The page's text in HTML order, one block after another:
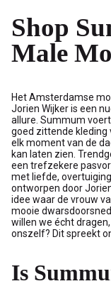
Shop
Male
Het Amsterdamse
Jorien Wijker is een
allure. Summum
goed zittende
elk moment van de
kan laten zien.
een trefzekere
met liefde,
ontworpen door
idee waar de vrouw
mooie
willen we écht
onszelf? Dit spreekt
Is